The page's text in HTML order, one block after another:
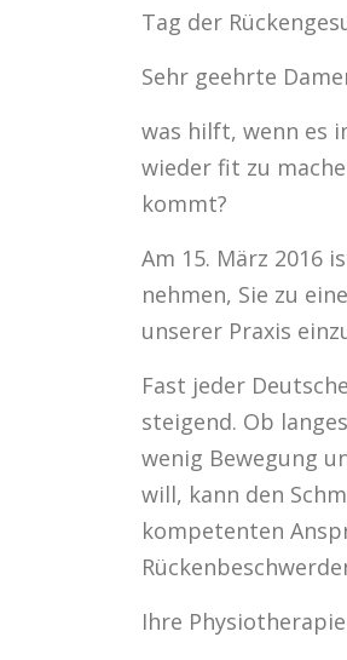
Tag der
Sehr geehrte
was hilft, wenn es
wieder fit zu
kommt?
Am 15. März 2016
nehmen, Sie zu
unserer Praxis
Fast jeder
steigend. Ob
wenig Bewegung
will, kann den
kompetenten
Ihre